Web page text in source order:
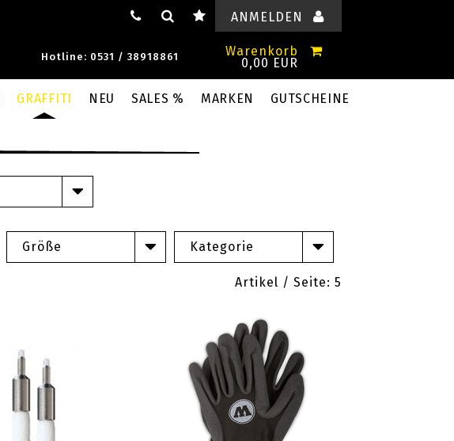
Hotline: 0531 / 38918861
ANMELDEN
Warenkorb
0,00 EUR
GRAFFITI NEU SALES % MARKEN GUTSCHEINE
Größe Kategorie
Artikel / Seite: 5